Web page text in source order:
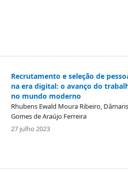
Recrutamento e seleção de
na era digital: o avanço do
no mundo moderno
Rhubens Ewald Moura Ribeiro, Dâmaris
Gomes de Araújo Ferreira
27 julho 2023